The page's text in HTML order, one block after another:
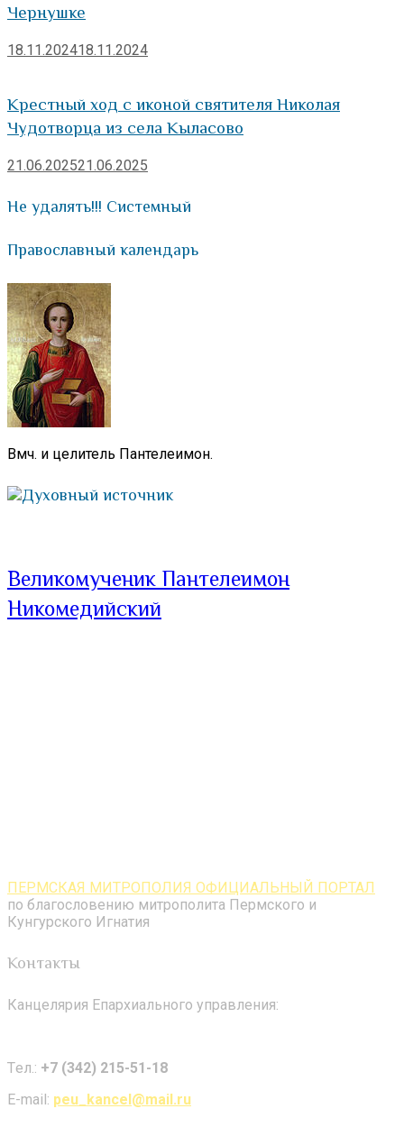
Чернушке
18.11.202418.11.2024
Крестный ход с иконой святителя Николая
Чудотворца из села Кыласово
21.06.202521.06.2025
Не удалять!!! Системный
Православный календарь
Вмч. и целитель Пантелеимон.
Духовный источник
Великомученик Пантелеимон
Никомедийский
ПЕРМСКАЯ МИТРОПОЛИЯ ОФИЦИАЛЬНЫЙ ПОРТАЛ
по благословению митрополита Пермского и
Кунгурского Игнатия
Контакты
Канцелярия Епархиального управления:
Tел.: +7 (342) 215-51-18
E-mail: peu_kancel@mail.ru